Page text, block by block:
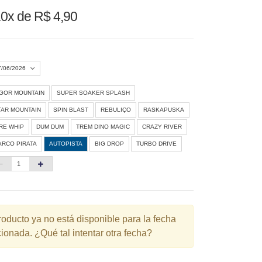
de R$ 4,90
06/2026
Agosto 2026 »
S Q Q S S
1
24 27 28 29
31
MOUNTAIN SUPER SOAKER SPLASH
MOUNTAIN SPIN BLAST REBULIÇO RASKAPUSKA
WHIP DUM DUM TREM DINO MAGIC CRAZY RIVER
PIRATA AUTOPISTA BIG DROP TURBO DRIVE
ya no está disponible para la fecha
¿Qué tal intentar otra fecha?